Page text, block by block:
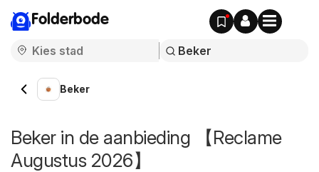
Folderbode
Beker
Beker in de aanbieding 【Reclame
Augustus 2026】